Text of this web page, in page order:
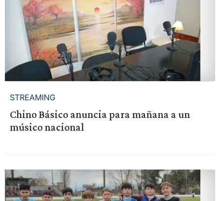
STREAMING
Chino Básico anuncia para mañana a un
músico nacional